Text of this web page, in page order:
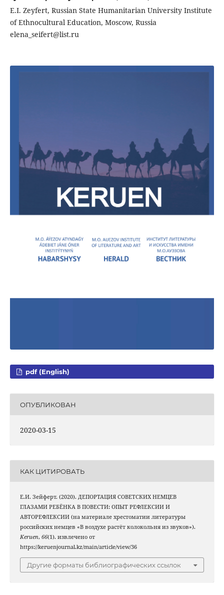
E.I. Zeyfert, Russian State Humanitarian University Institute
of Ethnocultural Education, Moscow, Russia
elena_seifert@list.ru
pdf (English)
ОПУБЛИКОВАН
2020-03-15
КАК ЦИТИРОВАТЬ
Е.И. Зейферт. (2020). ДЕПОРТАЦИЯ СОВЕТСКИХ НЕМЦЕВ
ГЛАЗАМИ РЕБЁНКА В ПОВЕСТИ: ОПЫТ РЕФЛЕКСИИ И
АВТОРЕФЛЕКСИИ (на материале хрестоматии литературы
российских немцев «В воздухе растёт колокольня из звуков»).
Keruen, 66(1). извлечено от
https://keruenjournal.kz/main/article/view/36
Другие форматы библиографических ссылок